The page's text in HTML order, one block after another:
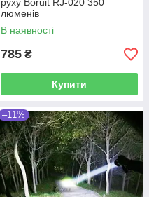
люменів
В наявності
785 ₴
Купити
–11%